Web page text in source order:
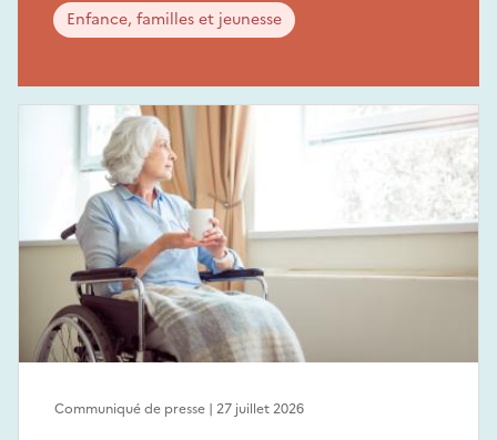
Enfance, familles et jeunesse
Communiqué de presse | 27 juillet 2026